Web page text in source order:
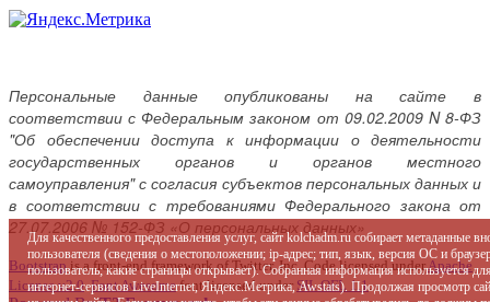
Персональные данные опубликованы на сайте в
соответствии с Федеральным законом от 09.02.2009 N 8-ФЗ
"Об обеспечении доступа к информации о деятельности
государственных органов и органов местного
самоуправления" с согласия субъектов персональных данных и
в соответствии с требованиями Федерального закона от
27.07.2006 № 152-ФЗ «О персональных данных»
Bootstrapis a front-end framework of Twitter, Inc. Code licensed underApache
License v2.0.Font Awesomefont licensed under SIL OFL 1.1.
Для качественного предоставления услуг, сайт kolchadm.ru собирает
пользователя (сведения о местоположении; ip-адрес; тип, язык, версия ОС и
пользователь; какие страницы открывает). Собранная информация используется
интернет-сервисов LiveInternet, Яндекс.Метрика, Awstats). Продолжая просмотр